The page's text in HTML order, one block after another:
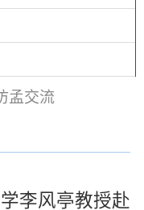
孟交流
李风亭教授赴